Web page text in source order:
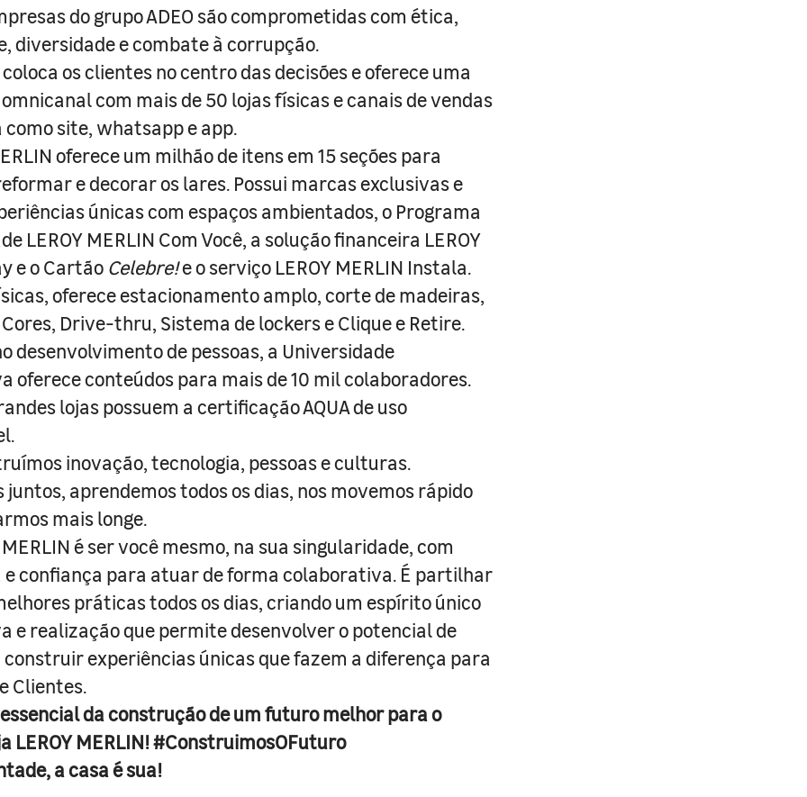
do grupo ADEO são comprometidas com ética,
diversidade e combate à corrupção.
os clientes no centro das decisões e oferece uma
com mais de 50 lojas físicas e canais de vendas
site, whatsapp e app.
oferece um milhão de itens em 15 seções para
e decorar os lares. Possui marcas exclusivas e
únicas com espaços ambientados, o Programa
LEROY MERLIN Com Você, a solução financeira LEROY
e o CartãoCelebre!e o serviço LEROY MERLIN Instala.
oferece estacionamento amplo, corte de madeiras,
Drive-thru, Sistema de lockers e Clique e Retire.
desenvolvimento de pessoas, a Universidade
oferece conteúdos para mais de 10 mil colaboradores.
lojas possuem a certificação AQUA de uso
inovação, tecnologia, pessoas e culturas.
juntos, aprendemos todos os dias, nos movemos rápido
mais longe.
MERLIN é ser você mesmo, na sua singularidade, com
confiança para atuar de forma colaborativa. É partilhar
práticas todos os dias, criando um espírito único
e realização que permite desenvolver o potencial de
experiências únicas que fazem a diferença para
Clientes.
da construção de um futuro melhor para o
LEROY MERLIN! #ConstruimosOFuturo
a casa é sua!